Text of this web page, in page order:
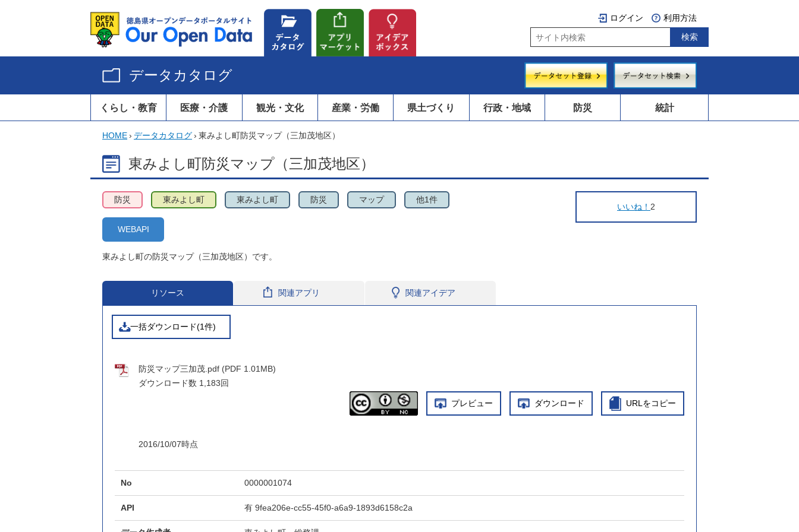
ログイン 利用方法
データカタログ
くらし・教育 医療・介護 観光・文化 産業・労働 県土づくり 行政・地域 防災 統計
HOME› データカタログ› 東みよし町防災マップ（三加茂地区）
東みよし町防災マップ（三加茂地区）
いいね！ 2
防災 東みよし町 東みよし町 防災 マップ 他1件
WEBAPI
東みよし町の防災マップ（三加茂地区）です。
リソース 関連アプリ 関連アイデア
一括ダウンロード(1件)
防災マップ三加茂.pdf (PDF 1.01MB)
ダウンロード数 1,183回
プレビュー ダウンロード URLをコピー
2016/10/07時点
No 0000001074
API 有 9fea206e-cc55-45f0-a6a9-1893d6158c2a